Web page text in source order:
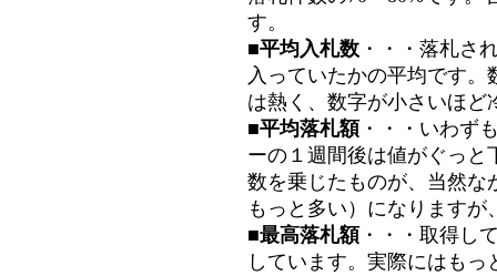
す。
■平均入札数 ・・・落札さ
入っていたかの平均です
は熱く、数字が小さいほど
■平均落札額 ・・・いわず
ーの１週間後は値がぐっと
数を乗じたものが、当然な
もっと多い）になります
■最高落札額 ・・・取得し
しています。実際にはも